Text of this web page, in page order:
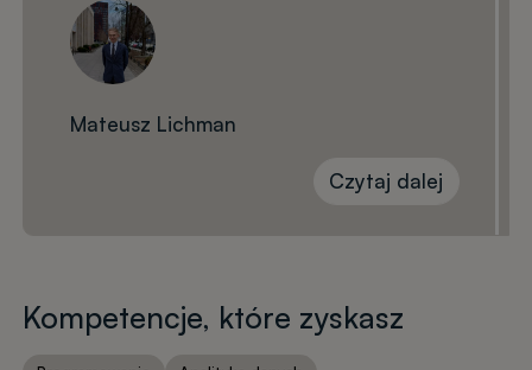
Mateusz Lichman
Czytaj dalej
Kompetencje, które zyskasz